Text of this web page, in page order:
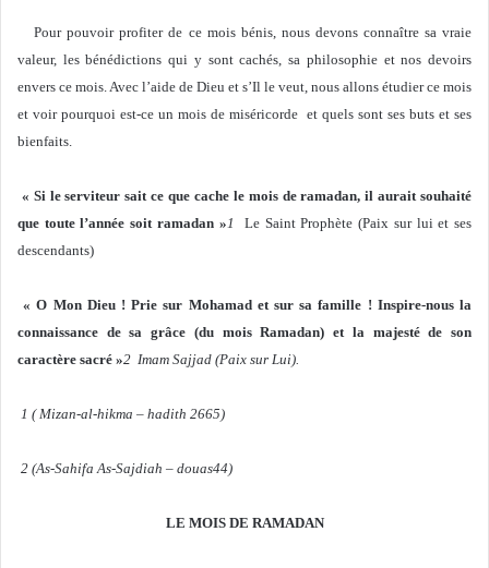
Pour pouvoir profiter de ce mois bénis, nous devons connaître sa vraie
valeur, les bénédictions qui y sont cachés, sa philosophie et nos devoirs
envers ce mois. Avec l’aide de Dieu et s’Il le veut, nous allons étudier ce mois
et voir pourquoi est-ce un mois de miséricorde et quels sont ses buts et ses
bienfaits.
« Si le serviteur sait ce que cache le mois de ramadan, il aurait souhaité
que toute l’année soit ramadan » 1
Le Saint Prophète (Paix sur lui et ses
descendants)
« O Mon Dieu ! Prie sur Mohamad et sur sa famille ! Inspire-nous la
connaissance de sa grâce (du mois Ramadan) et la majesté de son
caractère sacré »2 Imam Sajjad (Paix sur Lui).
1 ( Mizan-al-hikma – hadith 2665)
2 (As-Sahifa As-Sajdiah – douas44)
LE MOIS DE RAMADAN